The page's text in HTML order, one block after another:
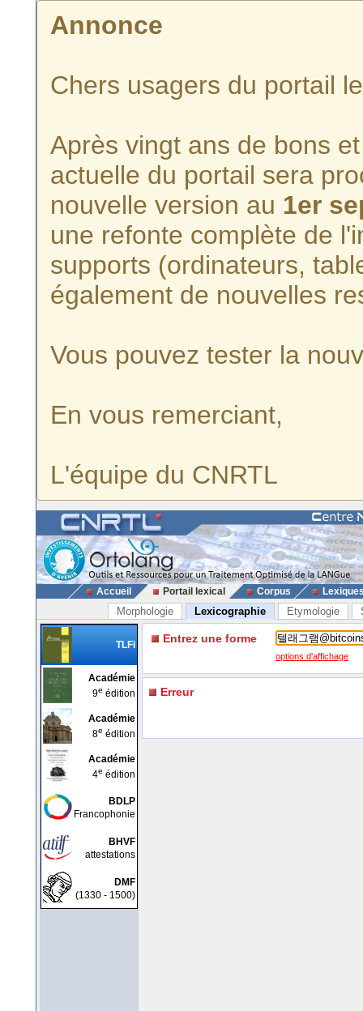
Annonce
Chers usagers du portail
Après vingt ans de bons
actuelle du portail sera
nouvelle version au 1er
une refonte complète de
supports (ordinateurs,
également de nouvelles
Vous pouvez tester la
En vous remerciant,
L'équipe du CNRTL
Accueil Portail lexical Corpus
Morphologie Lexicographie Etymologie
TLFi
Académie
9e édition
Académie
8e édition
Académie
4e édition
BDLP
Francophonie
BHVF
attestations
DMF
(1330 - 1500)
Entrez une forme
options d'affichage
Erreur